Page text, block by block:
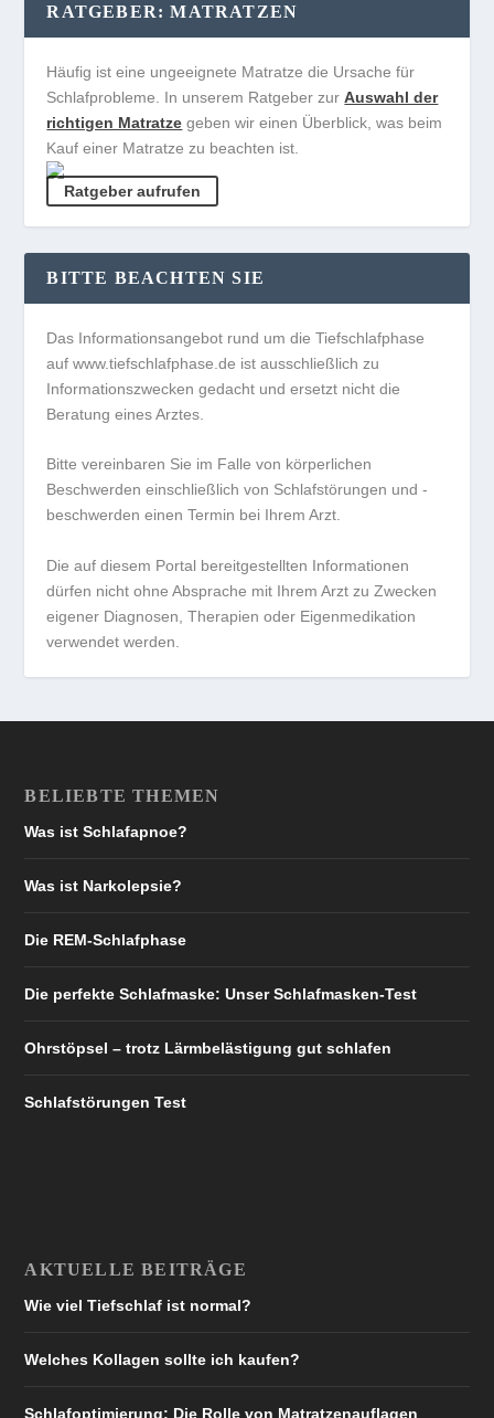
RATGEBER: MATRATZEN
Häufig ist eine ungeeignete Matratze die Ursache für
Schlafprobleme. In unserem Ratgeber zurAuswahl der
richtigen Matratze geben wir einen Überblick, was beim
Kauf einer Matratze zu beachten ist.
Ratgeber aufrufen
BITTE BEACHTEN SIE
Das Informationsangebot rund um die Tiefschlafphase
auf www.tiefschlafphase.de ist ausschließlich zu
Informationszwecken gedacht und ersetzt nicht die
Beratung eines Arztes.
Bitte vereinbaren Sie im Falle von körperlichen
Beschwerden einschließlich von Schlafstörungen und -
beschwerden einen Termin bei Ihrem Arzt.
Die auf diesem Portal bereitgestellten Informationen
dürfen nicht ohne Absprache mit Ihrem Arzt zu Zwecken
eigener Diagnosen, Therapien oder Eigenmedikation
verwendet werden.
BELIEBTE THEMEN
Was ist Schlafapnoe?
Was ist Narkolepsie?
Die REM-Schlafphase
Die perfekte Schlafmaske: Unser Schlafmasken-Test
Ohrstöpsel – trotz Lärmbelästigung gut schlafen
Schlafstörungen Test
AKTUELLE BEITRÄGE
Wie viel Tiefschlaf ist normal?
Welches Kollagen sollte ich kaufen?
Schlafoptimierung: Die Rolle von Matratzenauflagen